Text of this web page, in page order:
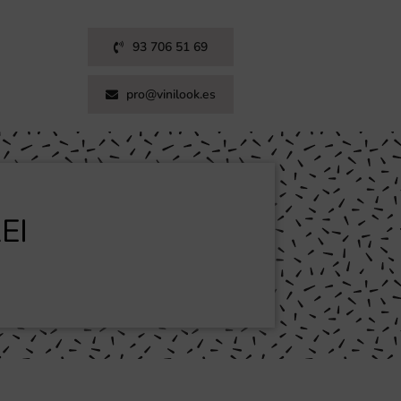
93 706 51 69
pro@vinilook.es